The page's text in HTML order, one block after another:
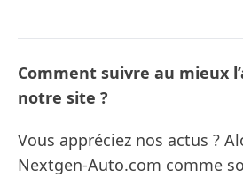
Comment suivre au mieux
notre site ?
Vous appréciez nos actus ?
Nextgen-Auto.com comme